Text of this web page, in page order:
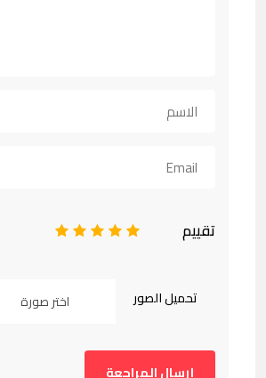
تقييم 5
4
3
2
تحميل الصور اختر صورة